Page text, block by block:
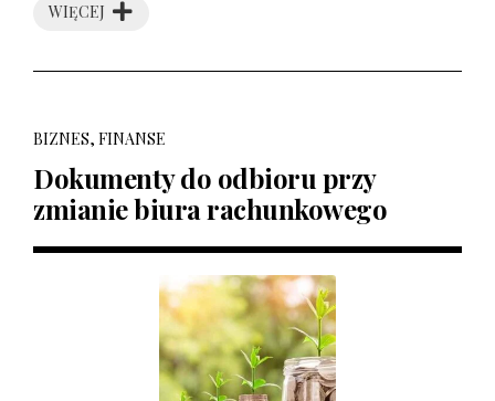
WIĘCEJ
BIZNES, FINANSE
Dokumenty do odbioru przy
zmianie biura rachunkowego